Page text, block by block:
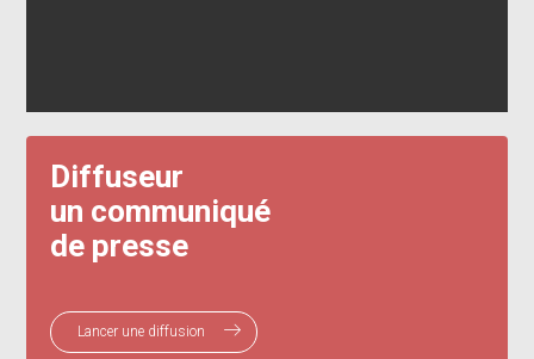
Diffuseur
un communiqué
de presse
Lancer une diffusion